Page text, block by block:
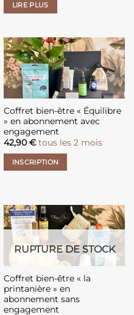
LIRE PLUS
Coffret bien-être « Équilibre
» en abonnement avec
engagement
42,90 € tous les 2 mois
INSCRIPTION
RUPTURE DE STOCK
Coffret bien-être « la
printanière » en
abonnement sans
engagement